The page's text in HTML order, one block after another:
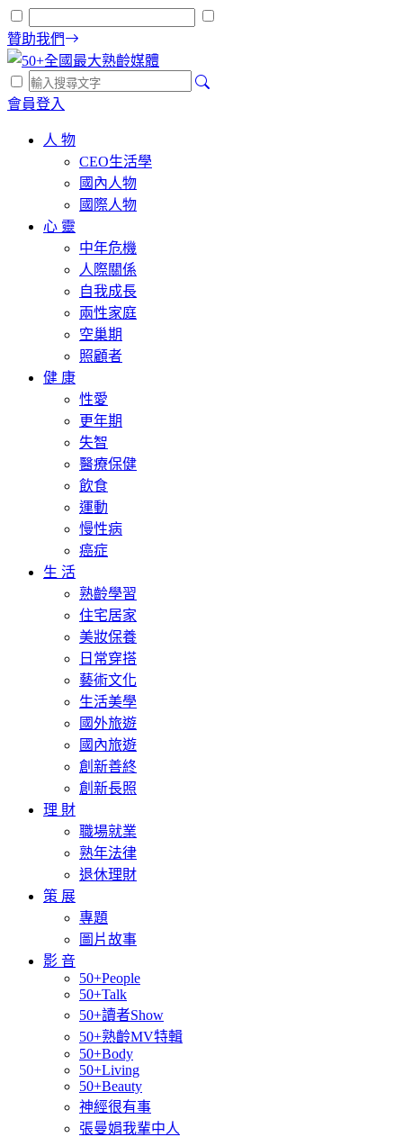
贊助我們
會員登入
人 物
CEO生活學
國內人物
國際人物
心 靈
中年危機
人際關係
自我成長
兩性家庭
空巢期
照顧者
健 康
性愛
更年期
失智
醫療保健
飲食
運動
慢性病
癌症
生 活
熟齡學習
住宅居家
美妝保養
日常穿搭
藝術文化
生活美學
國外旅遊
國內旅遊
創新善終
創新長照
理 財
職場就業
熟年法律
退休理財
策 展
專題
圖片故事
影 音
50+People
50+Talk
50+讀者Show
50+熟齡MV特輯
50+Body
50+Living
50+Beauty
神經很有事
張曼娟我輩中人